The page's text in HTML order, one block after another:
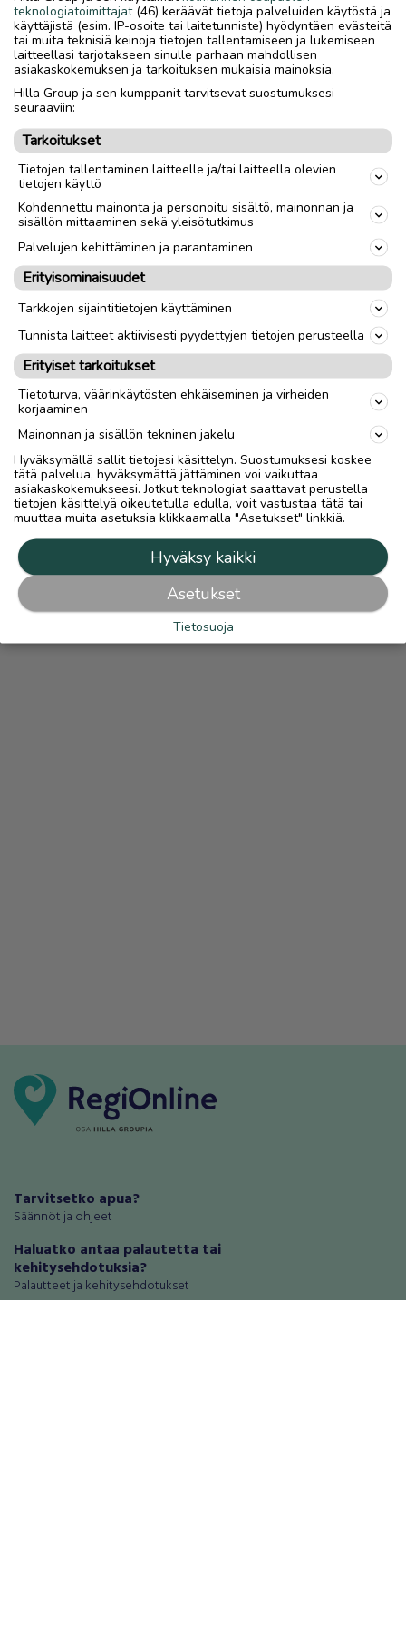
kunnossa. Takapuolella paikka tukipyörille. Voidaan myös
vaihtaa alumiinivanteisiin, akkuihin yms. Mielenkiintoiseen.
Edullinen rahti voi myös onnistua.
Merkki
Muu alusta
Malli
Tieliikennekelpoisuus
Ei-tieliikennekelpoinen
link
Ilmoittaja:Ari
Katso ilmoittajan kaikki ilmoitukset(22
OTA YHTEYTTÄ ILMOITTAJAAN
Tarvitsetko apua?
Säännöt ja ohjeet
Haluatko antaa palautetta tai
kehitysehdotuksia?
Palautteet ja kehitysehdotukset
teknologiatoimittajat(46) keräävät tietoja palveluiden käytöstä ja
käyttäjistä (esim. IP-osoite tai laitetunniste) hyödyntäen evästeitä
tai muita teknisiä keinoja tietojen tallentamiseen ja lukemiseen
laitteellasi tarjotakseen sinulle parhaan mahdollisen
asiakaskokemuksen ja tarkoituksen mukaisia mainoksia.
Hilla Group ja sen kumppanit tarvitsevat suostumuksesi
seuraaviin:
Tarkoitukset
Tietojen tallentaminen laitteelle ja/tai laitteella olevien
tietojen käyttö
Kohdennettu mainonta ja personoitu sisältö, mainonnan ja
sisällön mittaaminen sekä yleisötutkimus
Palvelujen kehittäminen ja parantaminen
Erityisominaisuudet
Tarkkojen sijaintitietojen käyttäminen
Tunnista laitteet aktiivisesti pyydettyjen tietojen perusteella
Erityiset tarkoitukset
Tietoturva, väärinkäytösten ehkäiseminen ja virheiden
korjaaminen
Mainonnan ja sisällön tekninen jakelu
Hyväksymällä sallit tietojesi käsittelyn. Suostumuksesi koskee
tätä palvelua, hyväksymättä jättäminen voi vaikuttaa
asiakaskokemukseesi. Jotkut teknologiat saattavat perustella
tietojen käsittelyä oikeutetulla edulla, voit vastustaa tätä tai
muuttaa muita asetuksia klikkaamalla "Asetukset" linkkiä.
Hyväksy kaikki
Asetukset
Tietosuoja